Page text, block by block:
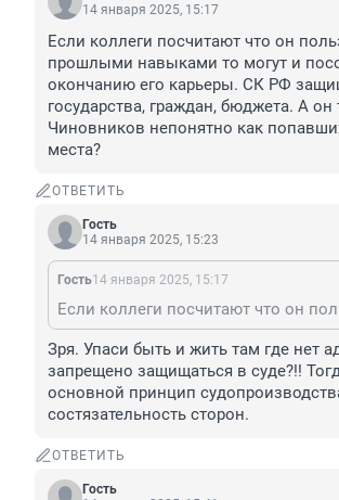
14 января 2025, 15:17
Если коллеги посчитают что он
прошлыми навыками то могут и
окончанию его карьеры. СК РФ
государства, граждан, бюджета. А он
Чиновников непонятно как
места?
ОТВЕТИТЬ
Гость
14 января 2025, 15:23
Гость14 января 2025, 15:17
Зря. Упаси быть и жить там где нет
запрещено защищаться в суде?!!
основной принцип
состязательность сторон.
ОТВЕТИТЬ
Гость